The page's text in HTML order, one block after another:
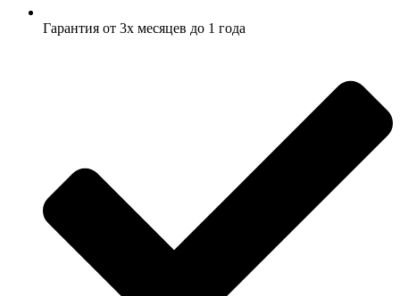
Гарантия от 3х месяцев до 1 года